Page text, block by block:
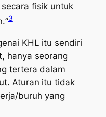
fisik untuk
”3
KHL itu sendiri
hanya seorang
tertera dalam
Aturan itu tidak
buruh yang